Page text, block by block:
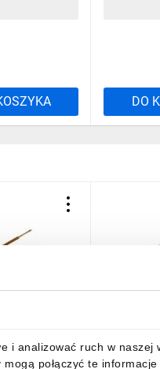
i analizować ruch w
połączyć te
DO
brutto 158,27 zł